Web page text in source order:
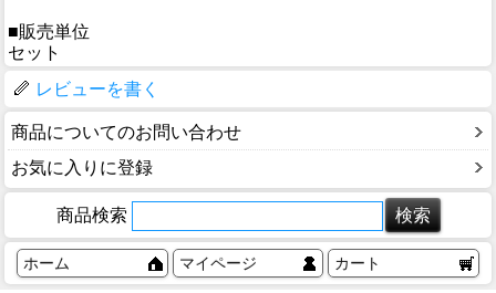
■販売単位
セット
レビューを書く
商品についてのお問い合わせ
お気に入りに登録
商品検索
ホーム マイページ カート